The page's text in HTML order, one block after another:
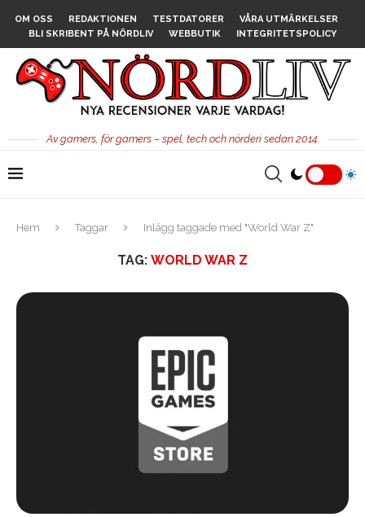
OM OSS REDAKTIONEN TESTDATORER
VÅRA UTMÄRKELSER
BLI SKRIBENT PÅ NÖRDLIV
WEBBUTIK INTEGRITETSPOLICY
Av gamers, för gamers – spel, tech och nörderi sedan 2014.
Hem Taggar Inlägg taggade med "World War Z"
TAG: WORLD WAR Z